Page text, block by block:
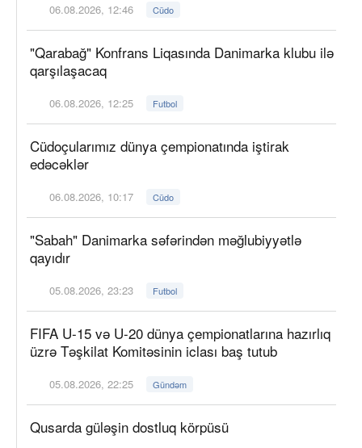
06.08.2026, 12:46 Cüdo
"Qarabağ" Konfrans Liqasında Danimarka klubu ilə
qarşılaşacaq
06.08.2026, 12:25 Futbol
Cüdoçularımız dünya çempionatında iştirak
edəcəklər
06.08.2026, 10:17 Cüdo
"Sabah" Danimarka səfərindən məğlubiyyətlə
qayıdır
05.08.2026, 23:23 Futbol
FIFA U-15 və U-20 dünya çempionatlarına hazırlıq
üzrə Təşkilat Komitəsinin iclası baş tutub
05.08.2026, 22:25 Gündəm
Qusarda güləşin dostluq körpüsü